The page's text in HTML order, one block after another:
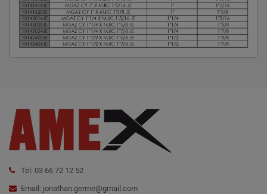
Tel: 03 66 72 12 52
Email: jonathan.germe@gmail.com